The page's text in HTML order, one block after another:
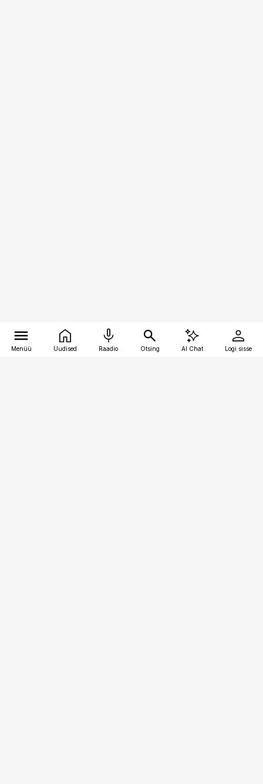
Menüü Uudised Raadio Otsing AI Chat Logi sisse